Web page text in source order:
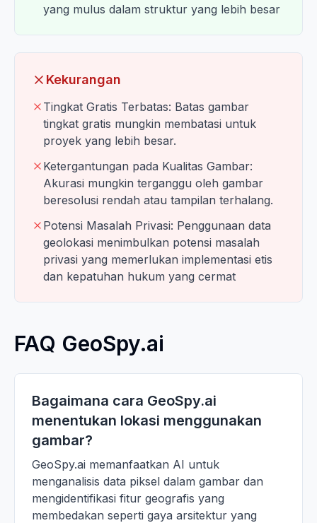
yang mulus dalam struktur yang lebih besar
Kekurangan
Tingkat Gratis Terbatas: Batas gambar
tingkat gratis mungkin membatasi untuk
proyek yang lebih besar.
Ketergantungan pada Kualitas Gambar:
Akurasi mungkin terganggu oleh gambar
beresolusi rendah atau tampilan terhalang.
Potensi Masalah Privasi: Penggunaan data
geolokasi menimbulkan potensi masalah
privasi yang memerlukan implementasi etis
dan kepatuhan hukum yang cermat
FAQ GeoSpy.ai
Bagaimana cara GeoSpy.ai
menentukan lokasi menggunakan
gambar?
GeoSpy.ai memanfaatkan AI untuk
menganalisis data piksel dalam gambar dan
mengidentifikasi fitur geografis yang
membedakan seperti gaya arsitektur yang